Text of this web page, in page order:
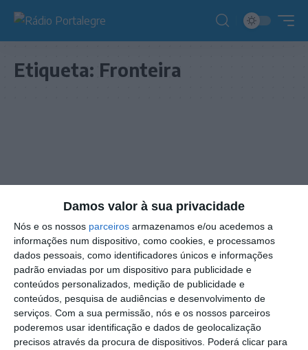
Damos valor à sua privacidade
Nós e os nossos parceiros armazenamos e/ou acedemos a
informações num dispositivo, como cookies, e processamos
dados pessoais, como identificadores únicos e informações
padrão enviadas por um dispositivo para publicidade e
conteúdos personalizados, medição de publicidade e
conteúdos, pesquisa de audiências e desenvolvimento de
serviços. Com a sua permissão, nós e os nossos parceiros
poderemos usar identificação e dados de geolocalização
precisos através da procura de dispositivos. Poderá clicar para
Etiqueta: Fronteira
NOTÍCIAS
Batalha dos Atoleiros: evocação histórica
serve de palco a novos projetos para o
concelho de Fronteira